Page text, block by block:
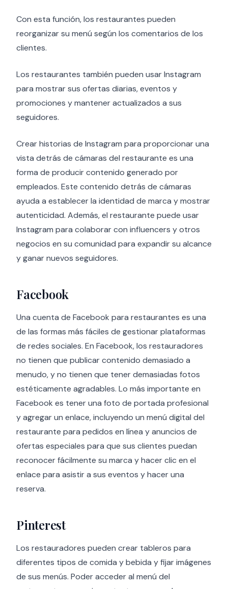
Con esta función, los restaurantes pueden
reorganizar su menú según los comentarios de los
clientes.
Los restaurantes también pueden usar Instagram
para mostrar sus ofertas diarias, eventos y
promociones y mantener actualizados a sus
seguidores.
Crear historias de Instagram para proporcionar una
vista detrás de cámaras del restaurante es una
forma de producir contenido generado por
empleados. Este contenido detrás de cámaras
ayuda a establecer la identidad de marca y mostrar
autenticidad. Además, el restaurante puede usar
Instagram para colaborar con influencers y otros
negocios en su comunidad para expandir su alcance
y ganar nuevos seguidores.
Facebook
Una cuenta de Facebook para restaurantes es una
de las formas más fáciles de gestionar plataformas
de redes sociales. En Facebook, los restauradores
no tienen que publicar contenido demasiado a
menudo, y no tienen que tener demasiadas fotos
estéticamente agradables. Lo más importante en
Facebook es tener una foto de portada profesional
y agregar un enlace, incluyendo un menú digital del
restaurante para pedidos en línea y anuncios de
ofertas especiales para que sus clientes puedan
reconocer fácilmente su marca y hacer clic en el
enlace para asistir a sus eventos y hacer una
reserva.
Pinterest
Los restauradores pueden crear tableros para
diferentes tipos de comida y bebida y fijar imágenes
de sus menús. Poder acceder al menú del